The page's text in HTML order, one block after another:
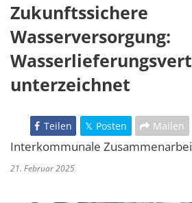
Zukunftssichere
Wasserversorgung:
unterzeichnet
Teilen Posten Mailen
Interkommunale
21. Februar 2025